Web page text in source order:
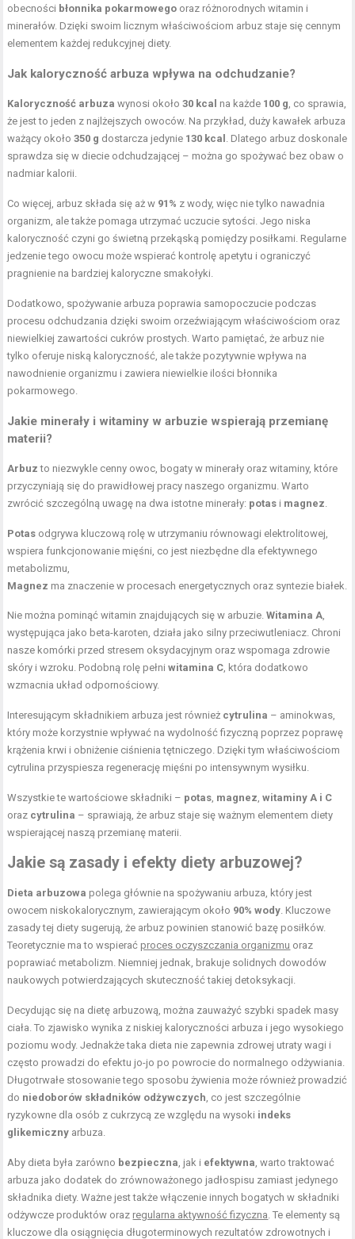
obecności błonnika pokarmowego oraz różnorodnych witamin i
minerałów. Dzięki swoim licznym właściwościom arbuz staje się cennym
elementem każdej redukcyjnej diety.
Jak kaloryczność arbuza wpływa na odchudzanie?
Kaloryczność arbuza wynosi około30 kcal na każde 100 g, co sprawia,
że jest to jeden z najlżejszych owoców. Na przykład, duży kawałek arbuza
ważący około350 g dostarcza jedynie 130 kcal . Dlatego arbuz doskonale
sprawdza się w diecie odchudzającej – można go spożywać bez obaw o
nadmiar kalorii.
Co więcej, arbuz składa się aż w 91% z wody, więc nie tylko nawadnia
organizm, ale także pomaga utrzymać uczucie sytości. Jego niska
kaloryczność czyni go świetną przekąską pomiędzy posiłkami. Regularne
jedzenie tego owocu może wspierać kontrolę apetytu i ograniczyć
pragnienie na bardziej kaloryczne smakołyki.
Dodatkowo, spożywanie arbuza poprawia samopoczucie podczas
procesu odchudzania dzięki swoim orzeźwiającym właściwościom oraz
niewielkiej zawartości cukrów prostych. Warto pamiętać, że arbuz nie
tylko oferuje niską kaloryczność, ale także pozytywnie wpływa na
nawodnienie organizmu i zawiera niewielkie ilości błonnika
pokarmowego.
Jakie minerały i witaminy w arbuzie wspierają przemianę
materii?
Arbuz to niezwykle cenny owoc, bogaty w minerały oraz witaminy, które
przyczyniają się do prawidłowej pracy naszego organizmu. Warto
zwrócić szczególną uwagę na dwa istotne minerały: potas i magnez.
Potas odgrywa kluczową rolę w utrzymaniu równowagi elektrolitowej,
wspiera funkcjonowanie mięśni, co jest niezbędne dla efektywnego
metabolizmu,
Magnez ma znaczenie w procesach energetycznych oraz syntezie białek.
Nie można pominąć witamin znajdujących się w arbuzie.Witamina A,
występująca jako beta-karoten, działa jako silny przeciwutleniacz. Chroni
nasze komórki przed stresem oksydacyjnym oraz wspomaga zdrowie
skóry i wzroku. Podobną rolę pełniwitamina C, która dodatkowo
wzmacnia układ odpornościowy.
Interesującym składnikiem arbuza jest również cytrulina – aminokwas,
który może korzystnie wpływać na wydolność fizyczną poprzez poprawę
krążenia krwi i obniżenie ciśnienia tętniczego. Dzięki tym właściwościom
cytrulina przyspiesza regenerację mięśni po intensywnym wysiłku.
Wszystkie te wartościowe składniki – potas, magnez,witaminy A i C
oraz cytrulina – sprawiają, że arbuz staje się ważnym elementem diety
wspierającej naszą przemianę materii.
Jakie są zasady i efekty diety arbuzowej?
Dieta arbuzowa polega głównie na spożywaniu arbuza, który jest
owocem niskokalorycznym, zawierającym około 90% wody. Kluczowe
zasady tej diety sugerują, że arbuz powinien stanowić bazę posiłków.
Teoretycznie ma to wspierać proces oczyszczania organizmu oraz
poprawiać metabolizm. Niemniej jednak, brakuje solidnych dowodów
naukowych potwierdzających skuteczność takiej detoksykacji.
Decydując się na dietę arbuzową, można zauważyć szybki spadek masy
ciała. To zjawisko wynika z niskiej kaloryczności arbuza i jego wysokiego
poziomu wody. Jednakże taka dieta nie zapewnia zdrowej utraty wagi i
często prowadzi do efektu jo-jo po powrocie do normalnego odżywiania.
Długotrwałe stosowanie tego sposobu żywienia może również prowadzić
do niedoborów składników odżywczych, co jest szczególnie
ryzykowne dla osób z cukrzycą ze względu na wysoki indeks
glikemiczny arbuza.
Aby dieta była zarówno bezpieczna, jak i efektywna, warto traktować
arbuza jako dodatek do zrównoważonego jadłospisu zamiast jedynego
składnika diety. Ważne jest także włączenie innych bogatych w składniki
odżywcze produktów oraz regularna aktywność fizyczna. Te elementy są
kluczowe dla osiągnięcia długoterminowych rezultatów zdrowotnych i